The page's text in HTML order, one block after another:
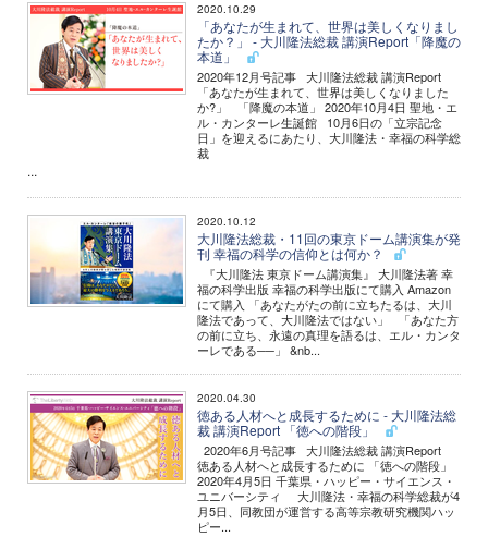
2020.10.29
「あなたが生まれて、世界は美しくなりまし
たか？」 - 大川隆法総裁 講演Report「降魔の
本道」
2020年12月号記事 大川隆法総裁 講演Report
「あなたが生まれて、世界は美しくなりました
か?」 「降魔の本道」 2020年10月4日 聖地・エ
ル・カンターレ生誕館 10月6日の「立宗記念
日」を迎えるにあたり、大川隆法・幸福の科学総
裁
...
2020.10.12
大川隆法総裁・11回の東京ドーム講演集が発
刊 幸福の科学の信仰とは何か？
『大川隆法 東京ドーム講演集』 大川隆法著 幸
福の科学出版 幸福の科学出版にて購入 Amazon
にて購入 「あなたがたの前に立ちたるは、大川
隆法であって、大川隆法ではない」 「あなた方
の前に立ち、永遠の真理を語るは、エル・カンタ
ーレである──」 &nb...
2020.04.30
徳ある人材へと成長するために - 大川隆法総
裁 講演Report 「徳への階段」
2020年6月号記事 大川隆法総裁 講演Report
徳ある人材へと成長するために 「徳への階段」
2020年4月5日 千葉県・ハッピー・サイエンス・
ユニバーシティ 大川隆法・幸福の科学総裁が4
月5日、同教団が運営する高等宗教研究機関ハッ
ピー...